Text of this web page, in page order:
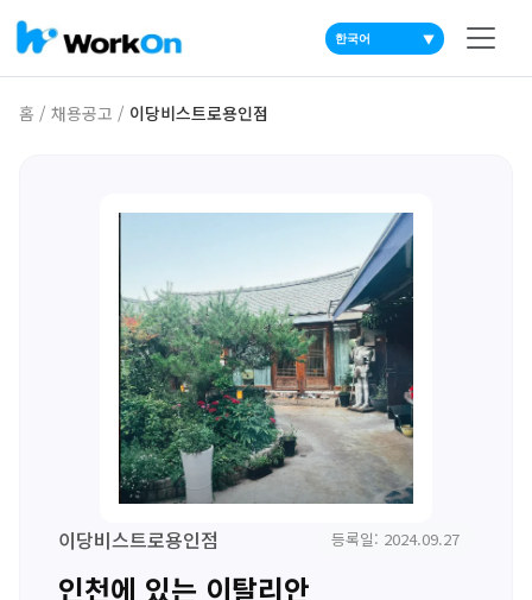
▼
홈 / 채용공고 / 이당비스트로용인점
이당비스트로용인점 등록일: 2024.09.27
인천에 있는 이탈리안